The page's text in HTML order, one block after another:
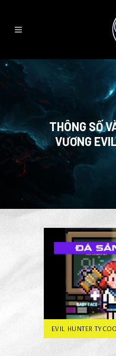
THÔNG SỐ
VƯƠNG
EVIL HUNTER